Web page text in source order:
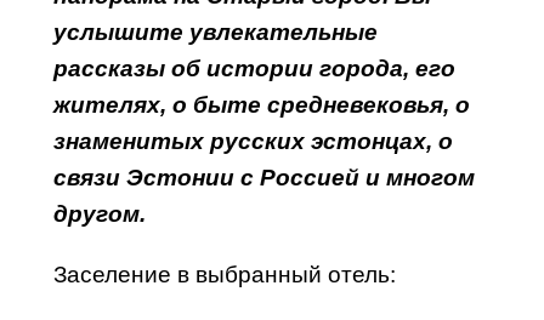
услышите увлекательные
рассказы об истории города, его
жителях, о быте средневековья, о
знаменитых русских эстонцах, о
связи Эстонии с Россией и многом
другом.
Заселение в выбранный отель: